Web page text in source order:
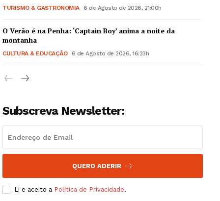
TURISMO & GASTRONOMIA 6 de Agosto de 2026, 21:00h
O Verão é na Penha: ‘Captain Boy’ anima a noite da
montanha
CULTURA & EDUCAÇÃO 6 de Agosto de 2026, 16:23h
Subscreva Newsletter:
QUERO ADERIR
Li e aceito a Política de Privacidade.